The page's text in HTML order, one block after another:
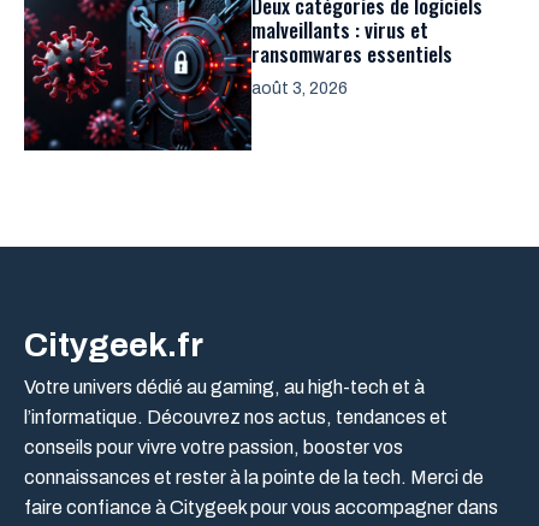
malveillants : virus et
ransomwares essentiels
août 3, 2026
Citygeek.fr
Votre univers dédié au gaming, au high-tech et à
l’informatique. Découvrez nos actus, tendances et
conseils pour vivre votre passion, booster vos
connaissances et rester à la pointe de la tech. Merci de
faire confiance à Citygeek pour vous accompagner dans